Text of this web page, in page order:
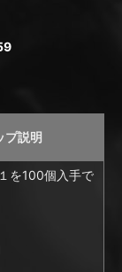
プ説明
を100個入手で